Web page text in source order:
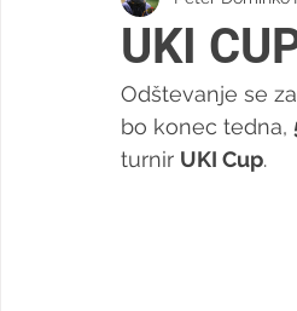
UKI
Odštevanje se
bo konec tedna,
turnir UKI Cup.